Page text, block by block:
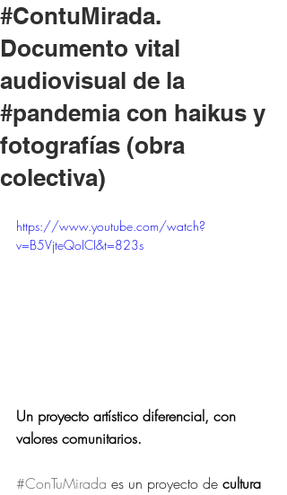
#ContuMirada.
Documento vital
audiovisual de la
#pandemia con haikus y
fotografías (obra
colectiva)
https://www.youtube.com/watch?
v=B5VjteQoICI&t=823s
Un proyecto artístico diferencial, con
valores comunitarios.
#ConTuMirada ​ es un proyecto de cultura